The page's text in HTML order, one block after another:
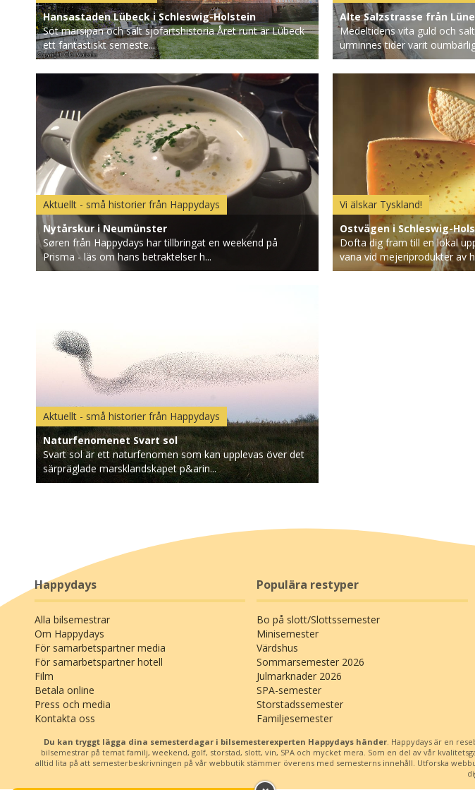
Hansastaden Lübeck i Schleswig-Holstein
Söt marsipan och salt sjöfartshistoria Året runt är Lübeck
ett fantastiskt semeste...
Alte Salzstrasse från
Medeltidens vita guld och
urminnes tider varit
Aktuellt - små historier från Happydays
Nytårskur i Neumünster
Søren från Happydays har tillbringat en weekend på
Prisma - läs om hans betraktelser h...
Vi älskar Tyskland!
Ostvägen i Schleswig-
Dofta dig fram till en lokal
vana vid mejeriprodukter av
Aktuellt - små historier från Happydays
Naturfenomenet Svart sol
Svart sol är ett naturfenomen som kan upplevas över det
särpräglade marsklandskapet p&arin...
Happydays
Alla bilsemestrar
Om Happydays
För samarbetspartner media
För samarbetspartner hotell
Film
Betala online
Press och media
Kontakta oss
Populära restyper
Bo på slott/Slottssemester
Minisemester
Värdshus
Sommarsemester 2026
Julmarknader 2026
SPA-semester
Storstadssemester
Familjesemester
Du kan tryggt lägga dina semesterdagar i bilsemesterexperten Happydays händer. Happydays är en
bilsemestrar på temat familj, weekend, golf, storstad, slott, vin, SPA och mycket mera. Som en del av vår
alltid lita på att semesterbeskrivningen på vår webbutik stämmer överens med semesterns innehåll. Utforska